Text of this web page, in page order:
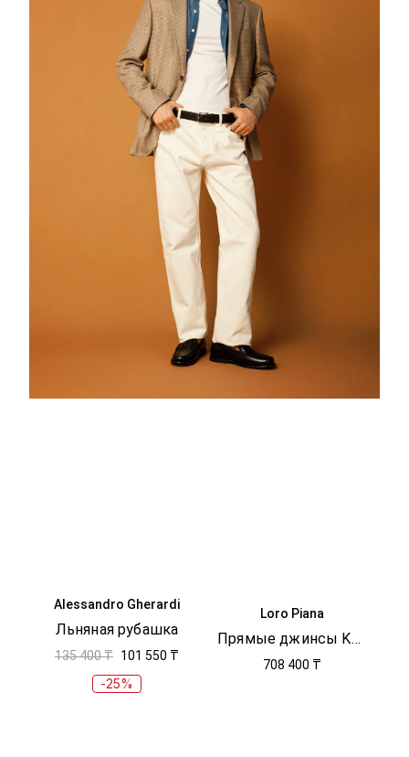
Alessandro Gherardi
Льняная рубашка
135 400 ₸ 101 550 ₸
-25%
Loro Piana
Прямые джинсы Kamen
708 400 ₸